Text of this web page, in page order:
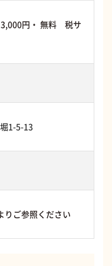
円・ 無料 税サ
1-5-13
りご参照ください